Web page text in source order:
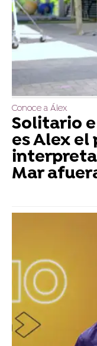
Conoce a Álex
Solitario
es Alex el
interpreta
Mar